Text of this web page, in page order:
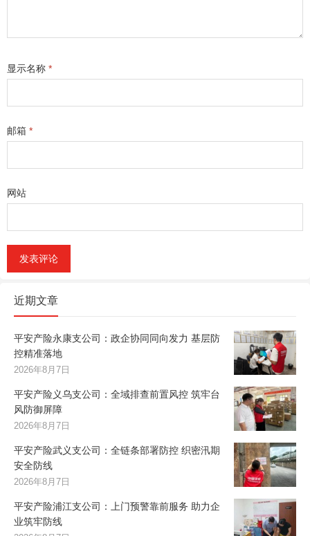
显示名称 *
邮箱 *
网站
近期文章
平安产险永康支公司：政企协同同向发力 基层防
控精准落地
2026年8月7日
平安产险义乌支公司：全域排查前置风控 筑牢台
风防御屏障
2026年8月7日
平安产险武义支公司：全链条部署防控 织密汛期
安全防线
2026年8月7日
平安产险浦江支公司：上门预警靠前服务 助力企
业筑牢防线